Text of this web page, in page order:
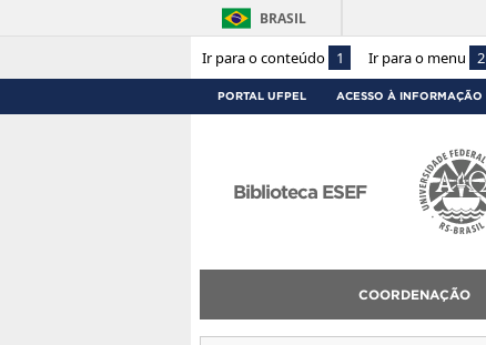
Ir para o conteúdo 1 Ir para o menu 2
BRASIL
PORTAL UFPEL ACESSO À INFORMAÇÃO
Biblioteca ESEF
COORDENAÇÃO